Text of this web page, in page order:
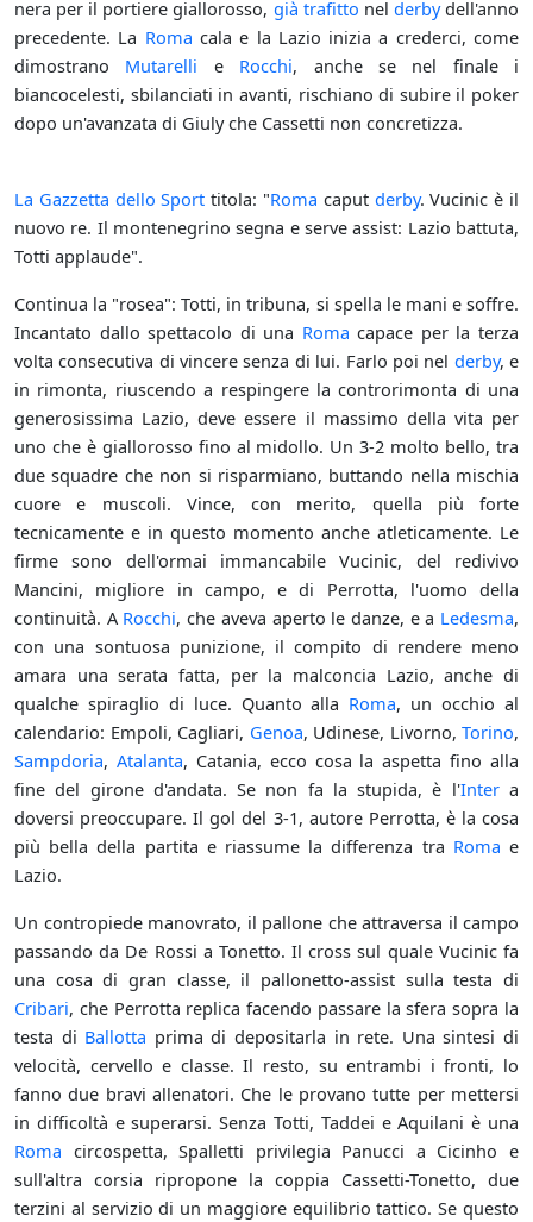
nera per il portiere giallorosso, già trafitto nel derbydell'anno
precedente. La Roma cala e la Lazio inizia a crederci, come
dimostrano Mutarelli e Rocchi, anche se nel finale i
biancocelesti, sbilanciati in avanti, rischiano di subire il poker
dopo un'avanzata di Giuly che Cassetti non concretizza.
La Gazzetta dello Sport titola: "Roma caput derby. Vucinic è il
nuovo re. Il montenegrino segna e serve assist: Lazio battuta,
Totti applaude".
Continua la "rosea": Totti, in tribuna, si spella le mani e soffre.
Incantato dallo spettacolo di una Roma capace per la terza
volta consecutiva di vincere senza di lui. Farlo poi nel derby, e
in rimonta, riuscendo a respingere la controrimonta di una
generosissima Lazio, deve essere il massimo della vita per
uno che è giallorosso fino al midollo. Un 3-2 molto bello, tra
due squadre che non si risparmiano, buttando nella mischia
cuore e muscoli. Vince, con merito, quella più forte
tecnicamente e in questo momento anche atleticamente. Le
firme sono dell'ormai immancabile Vucinic, del redivivo
Mancini, migliore in campo, e di Perrotta, l'uomo della
continuità. A Rocchi, che aveva aperto le danze, e a Ledesma,
con una sontuosa punizione, il compito di rendere meno
amara una serata fatta, per la malconcia Lazio, anche di
qualche spiraglio di luce. Quanto alla Roma, un occhio al
calendario: Empoli, Cagliari, Genoa, Udinese, Livorno, Torino,
Sampdoria, Atalanta, Catania, ecco cosa la aspetta fino alla
fine del girone d'andata. Se non fa la stupida, è l'Intera
doversi preoccupare. Il gol del 3-1, autore Perrotta, è la cosa
più bella della partita e riassume la differenza tra Roma e
Lazio.
Un contropiede manovrato, il pallone che attraversa il campo
passando da De Rossi a Tonetto. Il cross sul quale Vucinic fa
una cosa di gran classe, il pallonetto-assist sulla testa di
Cribari, che Perrotta replica facendo passare la sfera sopra la
testa di Ballotta prima di depositarla in rete. Una sintesi di
velocità, cervello e classe. Il resto, su entrambi i fronti, lo
fanno due bravi allenatori. Che le provano tutte per mettersi
in difficoltà e superarsi. Senza Totti, Taddei e Aquilani è una
Roma circospetta, Spalletti privilegia Panucci a Cicinho e
sull'altra corsia ripropone la coppia Cassetti-Tonetto, due
terzini al servizio di un maggiore equilibrio tattico. Se questo